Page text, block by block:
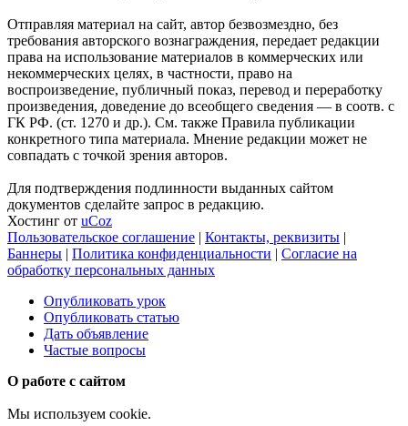
Отправляя материал на сайт, автор безвозмездно, без
требования авторского вознаграждения, передает редакции
права на использование материалов в коммерческих или
некоммерческих целях, в частности, право на
воспроизведение, публичный показ, перевод и переработку
произведения, доведение до всеобщего сведения — в соотв. с
ГК РФ. (ст. 1270 и др.). См. также Правила публикации
конкретного типа материала. Мнение редакции может не
совпадать с точкой зрения авторов.
Для подтверждения подлинности выданных сайтом
документов сделайте запрос в редакцию.
Хостинг от uCoz
Пользовательское соглашение | Контакты, реквизиты |
Баннеры | Политика конфиденциальности | Согласие на
обработку персональных данных
Опубликовать урок
Опубликовать статью
Дать объявление
Частые вопросы
О работе с сайтом
Мы используем cookie.